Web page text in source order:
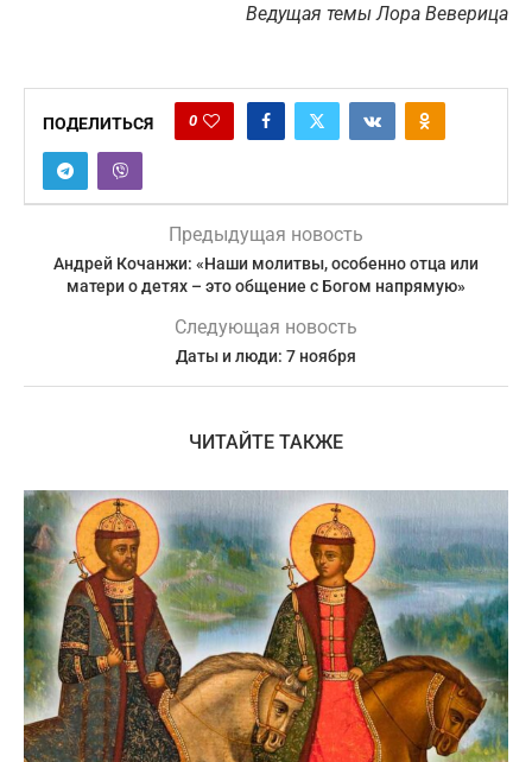
Ведущая темы Лора Веверица
ПОДЕЛИТЬСЯ 0
Предыдущая новость
Андрей Кочанжи: «Наши молитвы, особенно отца или
матери о детях – это общение с Богом напрямую»
Следующая новость
Даты и люди: 7 ноября
ЧИТАЙТЕ ТАКЖЕ